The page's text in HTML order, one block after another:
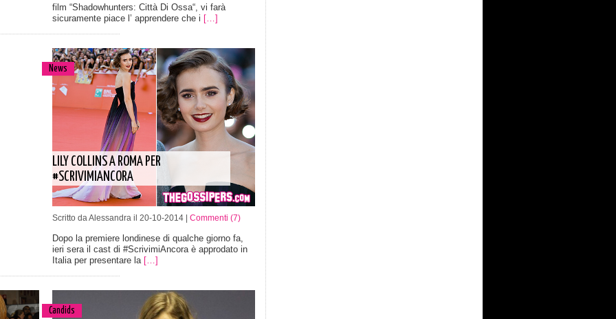
film “Shadowhunters: Città Di Ossa“, vi farà
sicuramente piace l’ apprendere che i […]
News
LILY COLLINS A ROMA PER
#SCRIVIMIANCORA
Scritto da Alessandra il 20-10-2014 | Commenti (7)
Dopo la premiere londinese di qualche giorno fa,
ieri sera il cast di #ScrivimiAncora è approdato in
Italia per presentare la […]
Candids